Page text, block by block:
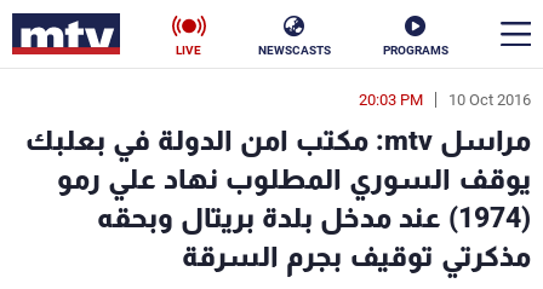
PROGRAMS
NEWSCASTS
LIVE
10 Oct 2016
20:03 PM
مراسل mtv: مكتب امن الدولة في بعلبك
يوقف السوري المطلوب نهاد علي رمو
(1974) عند مدخل بلدة بريتال وبحقه
مذكرتي توقيف بجرم السرقة
en
الأخبار
سياسة ناس
إقتصاد